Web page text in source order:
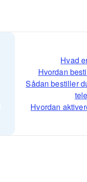
Hvad
Hvordan
Sådan bestiller
Hvordan